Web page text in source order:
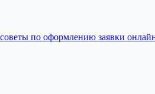
по оформлению заявки